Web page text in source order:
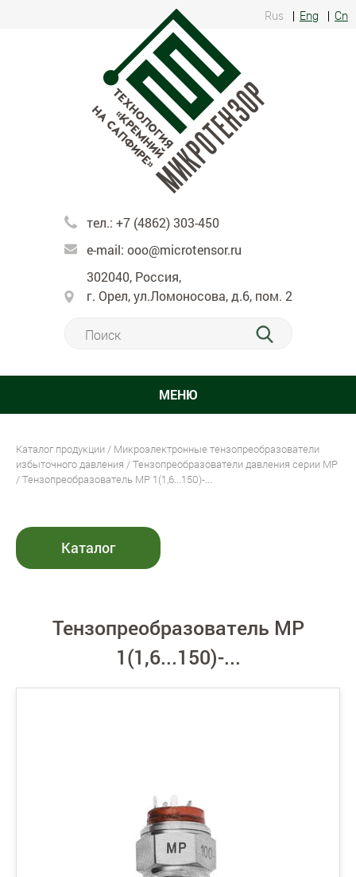
Rus Eng Cn
тел.: +7 (4862) 303-450
e-mail: ooo@microtensor.ru
302040, Россия,
г. Орел, ул.Ломоносова, д.6, пом. 2
МЕНЮ
Каталог продукции/ Микроэлектронные тензопреобразователи
избыточного давления /Тензопреобразователи давления серии MP
/ Тензопреобразователь MP 1(1,6...150)-...
Каталог
Тензопреобразователь MP
1(1,6...150)-...